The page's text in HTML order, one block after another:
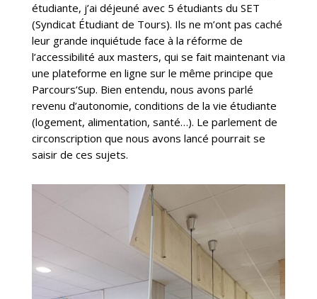
étudiante, j’ai déjeuné avec 5 étudiants du SET
(Syndicat Étudiant de Tours). Ils ne m’ont pas caché
leur grande inquiétude face à la réforme de
l’accessibilité aux masters, qui se fait maintenant via
une plateforme en ligne sur le même principe que
Parcours’Sup. Bien entendu, nous avons parlé
revenu d’autonomie, conditions de la vie étudiante
(logement, alimentation, santé…). Le parlement de
circonscription que nous avons lancé pourrait se
saisir de ces sujets.